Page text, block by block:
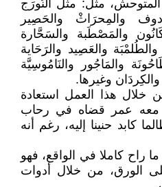
مثل: مثل النُورَج
والمِحرَاثْ والحَصِير
والمَصْطَبة والسَحَّارة
والطُلمْبَة والعَصِيد والرَحَاية
والمَاجُور والنَامُوسِيَّة
وغيرها.
خلال هذا العمل استعادة
عمر قضاه في رحاب
كابد حنينا إليه، رغم أنه
راح كاملا في الواقع، فهو
الورق، من خلال أدوات